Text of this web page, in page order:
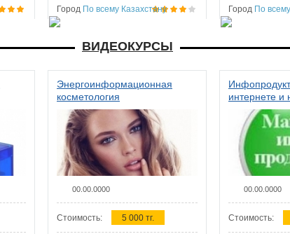
Город По всему Казахстану Город По
ВИДЕОКУРСЫ
Энергоинформационная
косметология
00.00.0000
Стоимость: 5 000 тг.
интернете и
00.00.0000
Стоимость: